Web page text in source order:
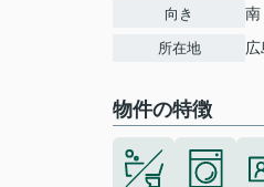
向き 南
所在地 広
物件の特徴